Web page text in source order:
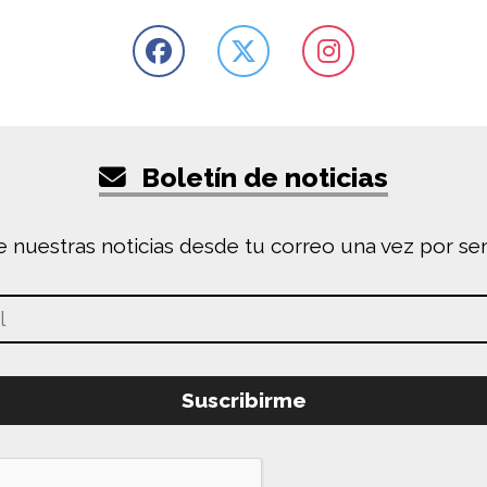
Boletín de noticias
nuestras noticias desde tu correo una vez por
Suscribirme